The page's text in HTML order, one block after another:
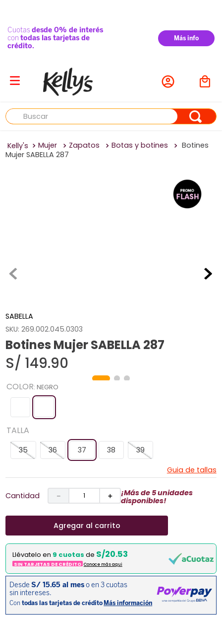
Buscar
Mujer Zapatos Botas y botines
Botines
Mujer SABELLA 287
SABELLA
SKU:269.002.045.0303
Botines Mujer SABELLA 287
S/ 149.90
COLOR: NEGRO
TALLA
35 36 37 38
39
Guia de tallas
Cantidad ＋
－
¡Más de 5 unidades
disponibles!
Agregar al carrito
Llévatelo en 9 cuotas de S/20.53
SIN TARJETAS DE CRÉDITO Conoce más aqui